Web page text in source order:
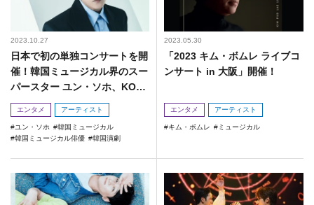
2023.10.27
日本で初の単独コンサートを開
催！韓国ミュージカル界のスー
パースター ユン・ソホ、KOA
RI独占インタビュー！
エンタメ アーティスト
ユン・ソホ
韓国ミュージカル
韓国ミュージカル俳優
韓国演劇
2023.05.30
「2023 キム・ボムレ ライブコ
ンサート in 大阪」開催！
エンタメ アーティスト
キム・ボムレ ミュージカル